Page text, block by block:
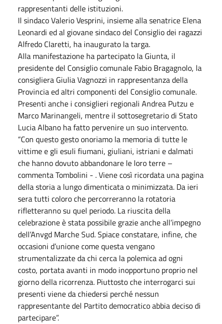
rappresentanti delle istituzioni.
Il sindaco Valerio Vesprini, insieme alla senatrice Elena
Leonardi ed al giovane sindaco del Consiglio dei ragazzi
Alfredo Claretti, ha inaugurato la targa.
Alla manifestazione ha partecipato la Giunta, il
presidente del Consiglio comunale Fabio Bragagnolo, la
consigliera Giulia Vagnozzi in rappresentanza della
Provincia ed altri componenti del Consiglio comunale.
Presenti anche i consiglieri regionali Andrea Putzu e
Marco Marinangeli, mentre il sottosegretario di Stato
Lucia Albano ha fatto pervenire un suo intervento.
“Con questo gesto onoriamo la memoria di tutte le
vittime e gli esuli fiumani, giuliani, istriani e dalmati
che hanno dovuto abbandonare le loro terre –
commenta Tombolini - . Viene così ricordata una pagina
della storia a lungo dimenticata o minimizzata. Da ieri
sera tutti coloro che percorreranno la rotatoria
rifletteranno su quel periodo. La riuscita della
celebrazione è stata possibile grazie anche all’impegno
dell’Anvgd Marche Sud. Spiace constatare, infine, che
occasioni d’unione come questa vengano
strumentalizzate da chi cerca la polemica ad ogni
costo, portata avanti in modo inopportuno proprio nel
giorno della ricorrenza. Piuttosto che interrogarci sui
presenti viene da chiedersi perché nessun
rappresentante del Partito democratico abbia deciso di
partecipare”.